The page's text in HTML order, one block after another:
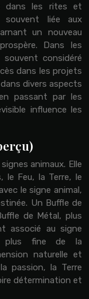
dans les rites et
souvent liée aux
un nouveau
Dans les
considéré
dans les projets
divers aspects
passant par les
influence les
animaux. Elle
le Feu, la Terre, le
le signe animal,
Un Buffle de
de Métal, plus
associé au signe
plus fine de la
naturelle et
passion, la Terre
détermination et